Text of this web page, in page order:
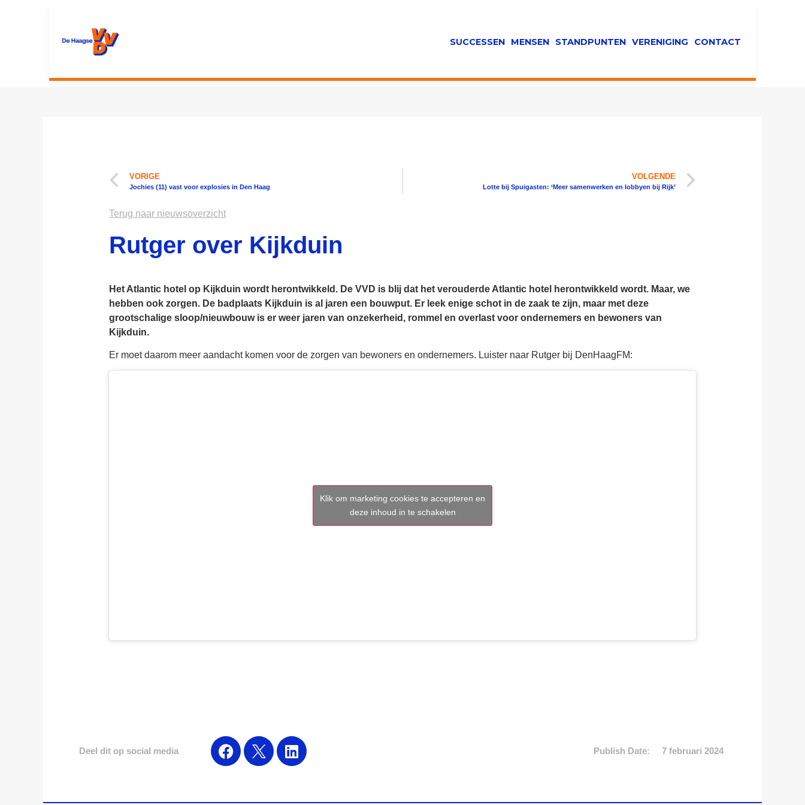
SUCCESSEN MENSEN STANDPUNTEN VERENIGING CONTACT
VORIGE
Jochies (11) vast voor explosies in Den Haag
VOLGENDE
Lotte bij Spuigasten: ‘Meer samenwerken en lobbyen bij Rijk’
Terug naar nieuwsoverzicht
Rutger over Kijkduin
Het Atlantic hotel op Kijkduin wordt herontwikkeld. De VVD is blij dat het verouderde Atlantic hotel herontwikkeld wordt. Maar, we
hebben ook zorgen. De badplaats Kijkduin is al jaren een bouwput. Er leek enige schot in de zaak te zijn, maar met deze
grootschalige sloop/nieuwbouw is er weer jaren van onzekerheid, rommel en overlast voor ondernemers en bewoners van
Kijkduin.
Er moet daarom meer aandacht komen voor de zorgen van bewoners en ondernemers. Luister naar Rutger bij DenHaagFM:
Klik om marketing cookies te accepteren en
deze inhoud in te schakelen
Deel dit op social media Publish Date: 7 februari 2024